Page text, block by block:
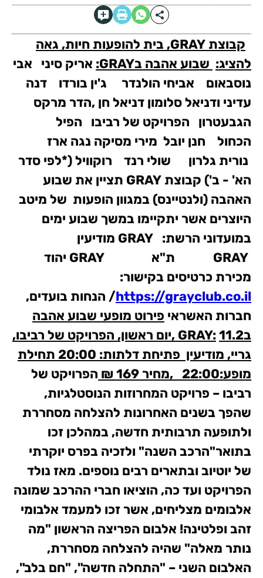
קבוצת GRAY, בית להופעות חיות, גאה
להציג: שבוע אהבה בGRAY
: אריק סיני אבי
נוסבאום אביחי הולנדר ג'ין בורדו דנה
עדיני ודניאל סלומון דניאל חן ,הדר מרקס
הגבעטרון הפרויקט של רביבו הפיל
הכחול חנן יובל מירי מסיקה נגה ארז
נורית גלרון שולי רנד
רוקוויל(*לפי סדר
הא' - ב') קבוצת
תציין את שבוע
האהבה (ולנטיינס) במגוון הופעות של מיטב
היוצרים אשר יתקיימו במשך שבוע ימים
במועדוני הרשת:
מודיעין
ת"א
יהוד
מכירת כרטיסים בקישור:
https://grayclub.co.il
/ הנחות בועדים,
חברות האשראי פירוט מופעי שבוע אהבה
ב
GRAY:
11.2 ,יום ראשון, הפרויקט של רביבו,
גריי, מודיעין פתיחת דלתות: 20:00 תחילת
מופע:22:00 ,מחיר 169 ₪
הפרויקט של
רביבו – פרויקט המחרוזות הנוסטלגיות,
שהפך בשנים האחרונות להצלחה מסחררת
ולתופעה תרבותית חדשה, במהלכן זכו
בתואר"הרכב השנה" ולזכיה בפרס יוקרתי
של יוטיוב ובתארים רבים נוספים. מאז נולד
הפרויקט ועד כה, הוציאו חברי ההרכב שמונה
אלבומים מצליחים, אשר זכו למעמד אלבומי
זהב ופלטינה! אלבום הפריצה הראשון "מה
נותר מאלה" שהיה להצלחה מסחררת,
האלבום השני – "התחלה חדשה", "חם בלב",